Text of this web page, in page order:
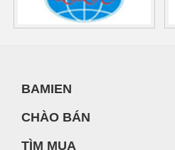
BAMIEN
CHÀO BÁN
TÌM MUA